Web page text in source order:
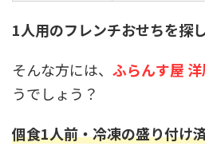
1人用のフレンチおせちを探
そんな方には、 ふらんす屋
うでしょう？
個食1人前・冷凍の盛り付け